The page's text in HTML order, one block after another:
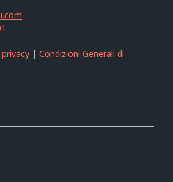
|Condizioni Generali di